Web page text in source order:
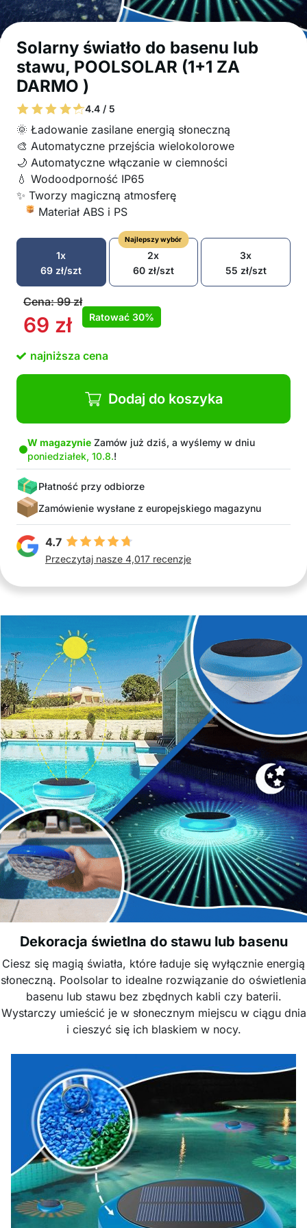
Solarny światło do basenu lub
stawu, POOLSOLAR (1+1 ZA
DARMO )
4.4 / 5
🌞 Ładowanie zasilane energią słoneczną
🎨 Automatyczne przejścia wielokolorowe
🌙 Automatyczne włączanie w ciemności
💧 Wodoodporność IP65
✨ Tworzy magiczną atmosferę
Materiał ABS i PS
1x
69 zł/szt
Najlepszy wybór
2x
60 zł/szt
3x
55 zł/szt
Cena:99zł
69 zł Ratować 30%
najniższa cena
Dodaj do koszyka
W magazynie Zamów już dziś, a wyślemy w dniu
poniedziałek, 10.8.!
Płatność przy odbiorze
Zamówienie wysłane z europejskiego magazynu
4.7
Przeczytaj nasze 4,017 recenzje
Dekoracja świetlna do stawu lub basenu
Ciesz się magią światła, które ładuje się wyłącznie energią
słoneczną. Poolsolar to idealne rozwiązanie do oświetlenia
basenu lub stawu bez zbędnych kabli czy baterii.
Wystarczy umieścić je w słonecznym miejscu w ciągu dnia
i cieszyć się ich blaskiem w nocy.